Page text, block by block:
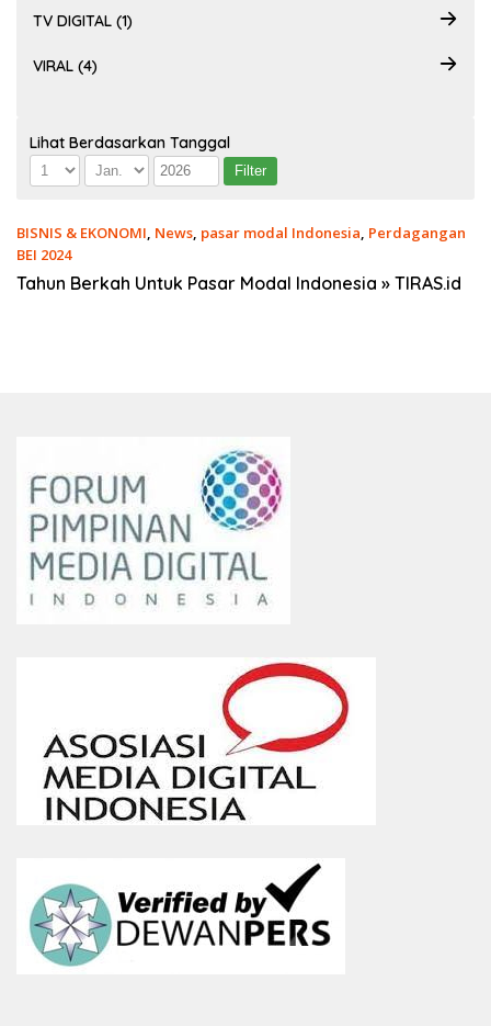
TV DIGITAL (1)
VIRAL (4)
Lihat Berdasarkan Tanggal
BISNIS & EKONOMI, News, pasar modal Indonesia, Perdagangan
BEI 2024
02/01/2024
Tahun Berkah Untuk Pasar Modal Indonesia » TIRAS.id